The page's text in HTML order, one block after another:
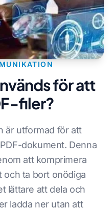
för att
filer?
är utformad för att
dokument. Denna
att komprimera
och ta bort onödiga
lättare att dela och
ladda ner utan att